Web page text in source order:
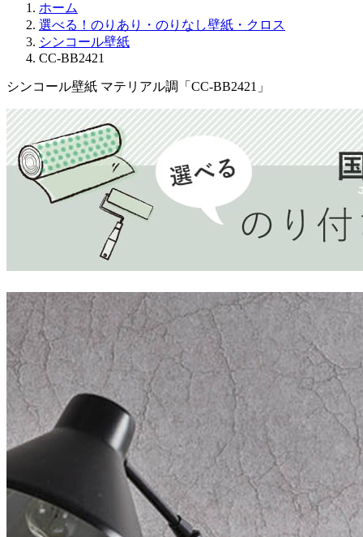
ホーム
選べる！のりあり・のりなし壁紙・クロス
シンコール壁紙
CC-BB2421
シンコール壁紙 マテリアル調「CC-BB2421」